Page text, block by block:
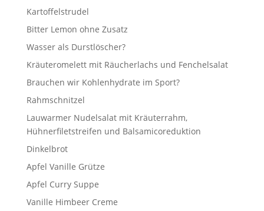
Kartoffelstrudel
Bitter Lemon ohne Zusatz
Wasser als Durstlöscher?
Kräuteromelett mit Räucherlachs und Fenchelsalat
Brauchen wir Kohlenhydrate im Sport?
Rahmschnitzel
Lauwarmer Nudelsalat mit Kräuterrahm,
Hühnerfiletstreifen und Balsamicoreduktion
Dinkelbrot
Apfel Vanille Grütze
Apfel Curry Suppe
Vanille Himbeer Creme